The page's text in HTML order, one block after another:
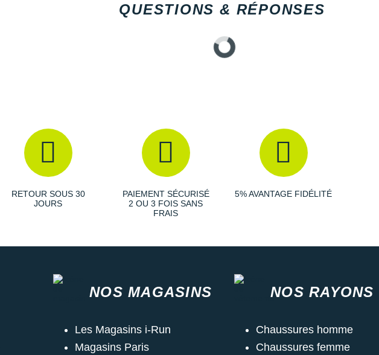
QUESTIONS & RÉPONSES
RETOUR SOUS 30
JOURS
PAIEMENT SÉCURISÉ
2 OU 3 FOIS SANS
FRAIS
5% AVANTAGE FIDÉLITÉ
NOS MAGASINS
Les Magasins i-Run
Magasins Paris
NOS RAYONS
Chaussures homme
Chaussures femme